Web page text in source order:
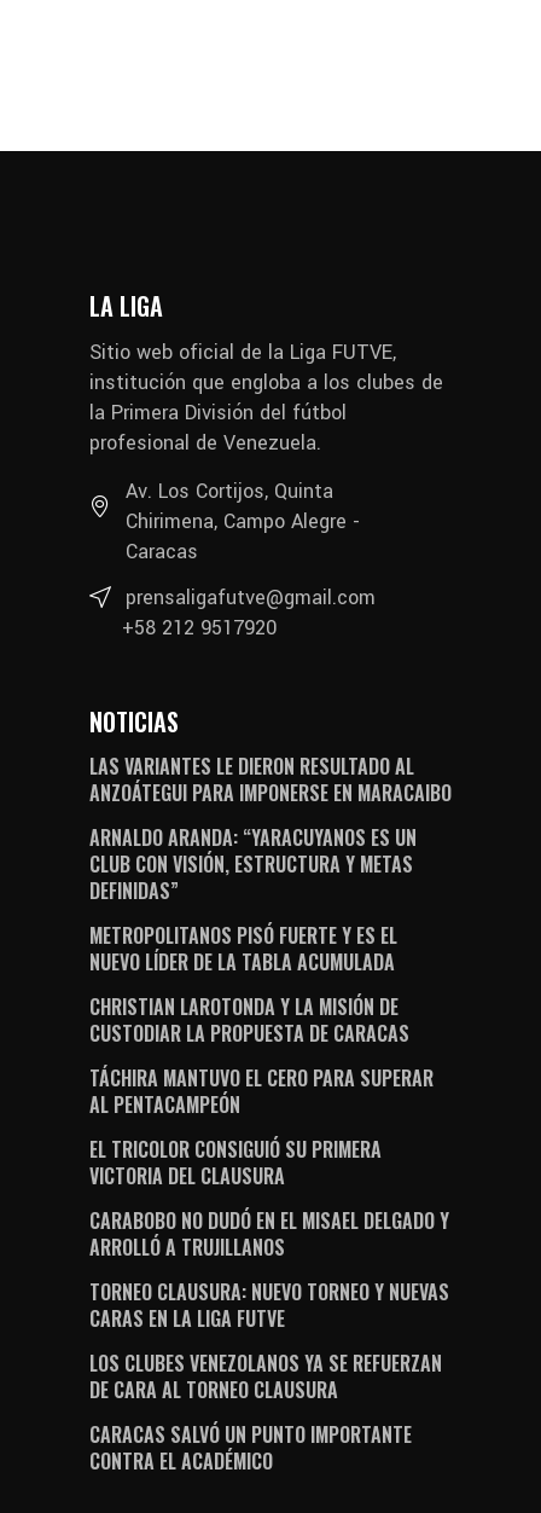
LA LIGA
Sitio web oficial de la Liga FUTVE,
institución que engloba a los clubes de
la Primera División del fútbol
profesional de Venezuela.
Av. Los Cortijos, Quinta
Chirimena, Campo Alegre -
Caracas
prensaligafutve@gmail.com
+58 212 9517920
NOTICIAS
LAS VARIANTES LE DIERON RESULTADO AL
ANZOÁTEGUI PARA IMPONERSE EN MARACAIBO
ARNALDO ARANDA: “YARACUYANOS ES UN
CLUB CON VISIÓN, ESTRUCTURA Y METAS
DEFINIDAS”
METROPOLITANOS PISÓ FUERTE Y ES EL
NUEVO LÍDER DE LA TABLA ACUMULADA
CHRISTIAN LAROTONDA Y LA MISIÓN DE
CUSTODIAR LA PROPUESTA DE CARACAS
TÁCHIRA MANTUVO EL CERO PARA SUPERAR
AL PENTACAMPEÓN
EL TRICOLOR CONSIGUIÓ SU PRIMERA
VICTORIA DEL CLAUSURA
CARABOBO NO DUDÓ EN EL MISAEL DELGADO Y
ARROLLÓ A TRUJILLANOS
TORNEO CLAUSURA: NUEVO TORNEO Y NUEVAS
CARAS EN LA LIGA FUTVE
LOS CLUBES VENEZOLANOS YA SE REFUERZAN
DE CARA AL TORNEO CLAUSURA
CARACAS SALVÓ UN PUNTO IMPORTANTE
CONTRA EL ACADÉMICO